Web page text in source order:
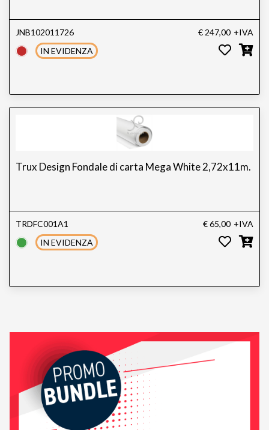
JNB102011726 € 247,00 +IVA
IN EVIDENZA
Trux Design Fondale di carta Mega White 2,72x11m.
TRDFC001A1 € 65,00 +IVA
IN EVIDENZA